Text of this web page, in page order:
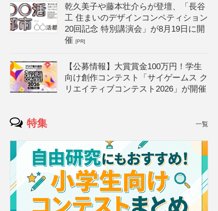
乾久美子や藤本壮介らが登壇、「長谷
工 住まいのデザインコンペティション
20回記念 特別講演会」が8月19日に開
催[PR]
【公募情報】大賞賞金100万円！学生
向け創作コンテスト「サイゲームス ク
リエイティブコンテスト2026」が開催
特集 一覧